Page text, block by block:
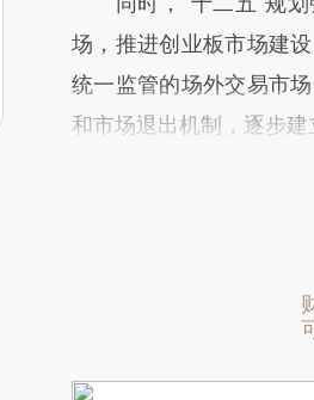
场，推进创业板市场建
统一监管的场外交易市
和市场退出机制，逐步建